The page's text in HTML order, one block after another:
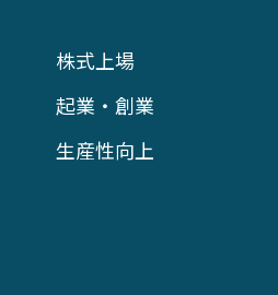
株式上場
起業・創業
生産性向上